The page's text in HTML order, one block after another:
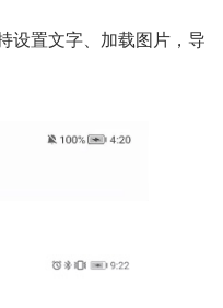
设置文字、加载图片，导